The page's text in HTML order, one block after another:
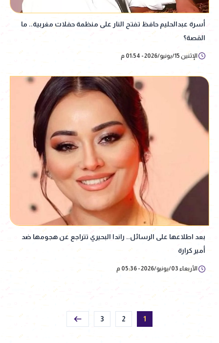
أسرة عبدالحليم حافظ تفتح النار على منظمة حفلات مغربية.. ما
القصة؟
الإثنين 15/يونيو/2026 - 01:54 م
بعد اطلاعها على الرسائل.. راندا البحيري تتراجع عن هجومها ضد
أمير كرارة
الأربعاء 03/يونيو/2026 - 05:36 م
1
2
3